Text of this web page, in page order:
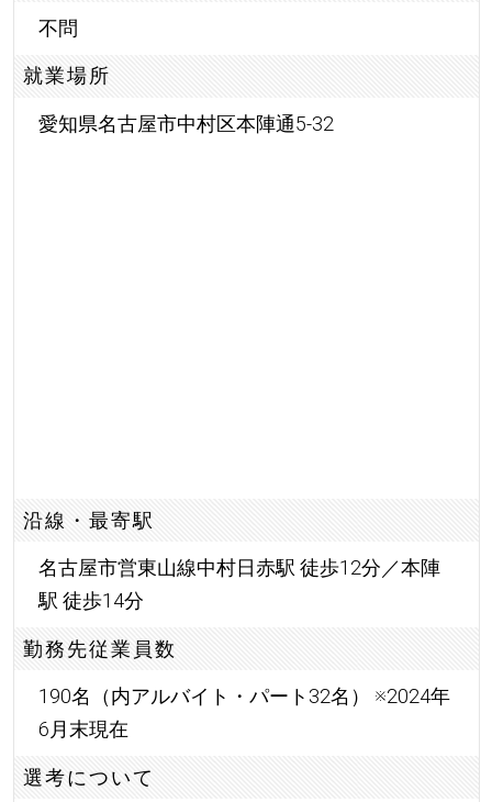
不問
就業場所
愛知県名古屋市中村区本陣通5-32
沿線・最寄駅
名古屋市営東山線中村日赤駅 徒歩12分／本陣
駅 徒歩14分
勤務先従業員数
190名（内アルバイト・パート32名） ※2024年
6月末現在
選考について